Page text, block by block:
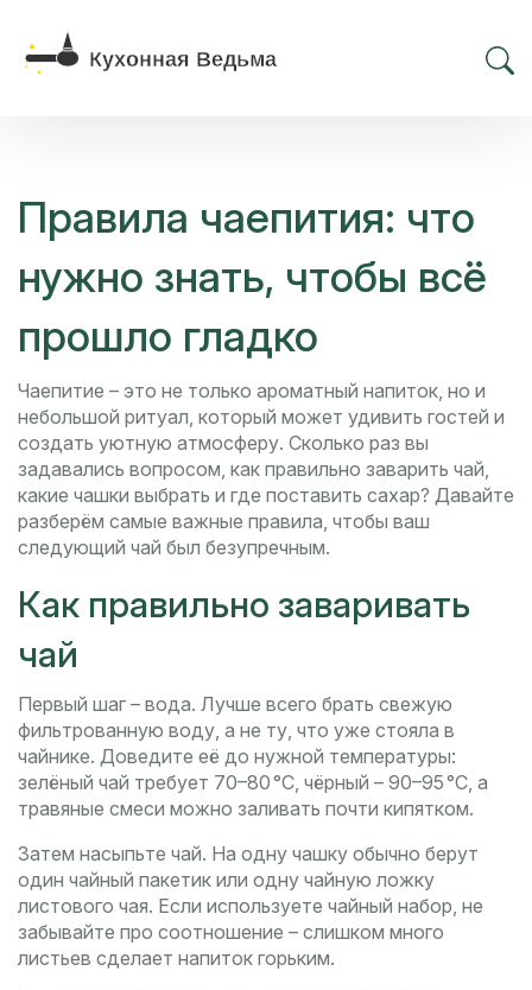
Правила чаепития: что
нужно знать, чтобы всё
прошло гладко
Чаепитие – это не только ароматный напиток, но и
небольшой ритуал, который может удивить гостей и
создать уютную атмосферу. Сколько раз вы
задавались вопросом, как правильно заварить чай,
какие чашки выбрать и где поставить сахар? Давайте
разберём самые важные правила, чтобы ваш
следующий чай был безупречным.
Как правильно заваривать
чай
Первый шаг – вода. Лучше всего брать свежую
фильтрованную воду, а не ту, что уже стояла в
чайнике. Доведите её до нужной температуры:
зелёный чай требует 70–80 °C, чёрный – 90–95 °C, а
травяные смеси можно заливать почти кипятком.
Затем насыпьте чай. На одну чашку обычно берут
один чайный пакетик или одну чайную ложку
листового чая. Если используете чайный набор, не
забывайте про соотношение – слишком много
листьев сделает напиток горьким.